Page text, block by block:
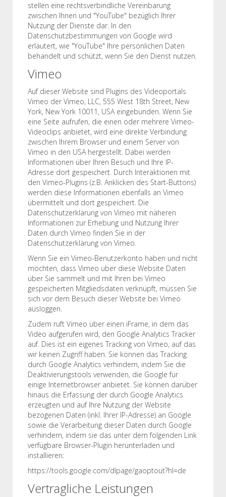
stellen eine rechtsverbindliche Vereinbarung
zwischen Ihnen und "YouTube" bezüglich Ihrer
Nutzung der Dienste dar. In den
Datenschutzbestimmungen von Google wird
erläutert, wie "YouTube" Ihre persönlichen Daten
behandelt und schützt, wenn Sie den Dienst nutzen.
Vimeo
Auf dieser Website sind Plugins des Videoportals
Vimeo der Vimeo, LLC, 555 West 18th Street, New
York, New York 10011, USA eingebunden. Wenn Sie
eine Seite aufrufen, die einen oder mehrere Vimeo-
Videoclips anbietet, wird eine direkte Verbindung
zwischen Ihrem Browser und einem Server von
Vimeo in den USA hergestellt. Dabei werden
Informationen über Ihren Besuch und Ihre IP-
Adresse dort gespeichert. Durch Interaktionen mit
den Vimeo-Plugins (z.B. Anklicken des Start-Buttons)
werden diese Informationen ebenfalls an Vimeo
übermittelt und dort gespeichert. Die
Datenschutzerklärung von Vimeo mit näheren
Informationen zur Erhebung und Nutzung Ihrer
Daten durch Vimeo finden Sie in der
Datenschutzerklärung von Vimeo.
Wenn Sie ein Vimeo-Benutzerkonto haben und nicht
möchten, dass Vimeo über diese Website Daten
über Sie sammelt und mit Ihren bei Vimeo
gespeicherten Mitgliedsdaten verknüpft, müssen Sie
sich vor dem Besuch dieser Website bei Vimeo
ausloggen.
Zudem ruft Vimeo über einen iFrame, in dem das
Video aufgerufen wird, den Google Analytics Tracker
auf. Dies ist ein eigenes Tracking von Vimeo, auf das
wir keinen Zugriff haben. Sie können das Tracking
durch Google Analytics verhindern, indem Sie die
Deaktivierungstools verwenden, die Google für
einige Internetbrowser anbietet. Sie können darüber
hinaus die Erfassung der durch Google Analytics
erzeugten und auf Ihre Nutzung der Website
bezogenen Daten (inkl. Ihrer IP-Adresse) an Google
sowie die Verarbeitung dieser Daten durch Google
verhindern, indem sie das unter dem folgenden Link
verfügbare Browser-Plugin herunterladen und
installieren:
https://tools.google.com/dlpage/gaoptout?hl=de
Vertragliche Leistungen